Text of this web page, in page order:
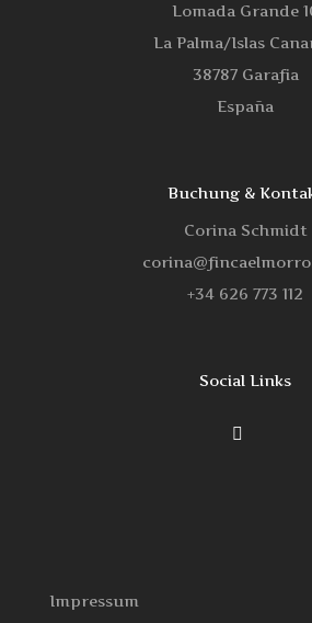
Lomada Grande
La Palma/Islas
38787 Garafia
España
Buchung &
Corina Schmidt
‭+34 626 773 112‬
Social Links
Impressum